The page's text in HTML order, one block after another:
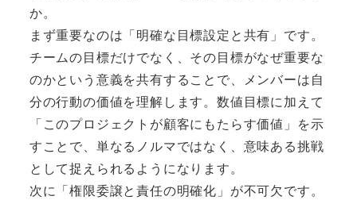
か。
まず重要なのは「明確な目標設定と共有」です。
チームの目標だけでなく、その目標がなぜ重要な
のかという意義を共有することで、メンバーは自
分の行動の価値を理解します。数値目標に加えて
「このプロジェクトが顧客にもたらす価値」を示
すことで、単なるノルマではなく、意味ある挑戦
として捉えられるようになります。
次に「権限委譲と責任の明確化」が不可欠です。